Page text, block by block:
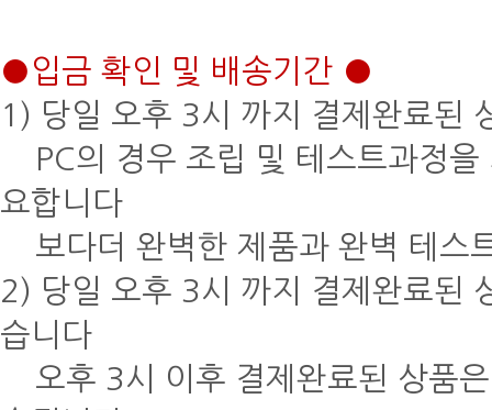
●입금 확인 및 배송기간 ●
1) 당일 오후 3시 까지 결제완료된
PC의 경우 조립 및 테스트과정을
요합니다
보다더 완벽한 제품과 완벽 테스
2) 당일 오후 3시 까지 결제완료된
습니다
오후 3시 이후 결제완료된 상품